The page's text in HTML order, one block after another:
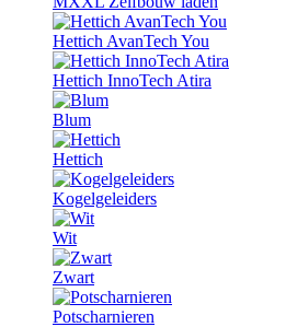
Hettich AvanTech You
Hettich InnoTech Atira
Blum
Hettich
Kogelgeleiders
Wit
Zwart
Potscharnieren